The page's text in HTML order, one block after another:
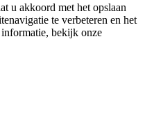
u akkoord met het opslaan
te verbeteren en het
bekijk onze